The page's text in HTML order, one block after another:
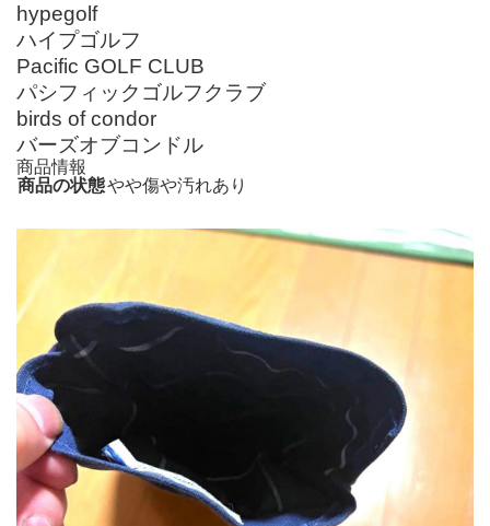
hypegolf
ハイプゴルフ
Pacific GOLF CLUB
パシフィックゴルフクラブ
birds of condor
バーズオブコンドル
商品情報
商品の状態やや傷や汚れあり